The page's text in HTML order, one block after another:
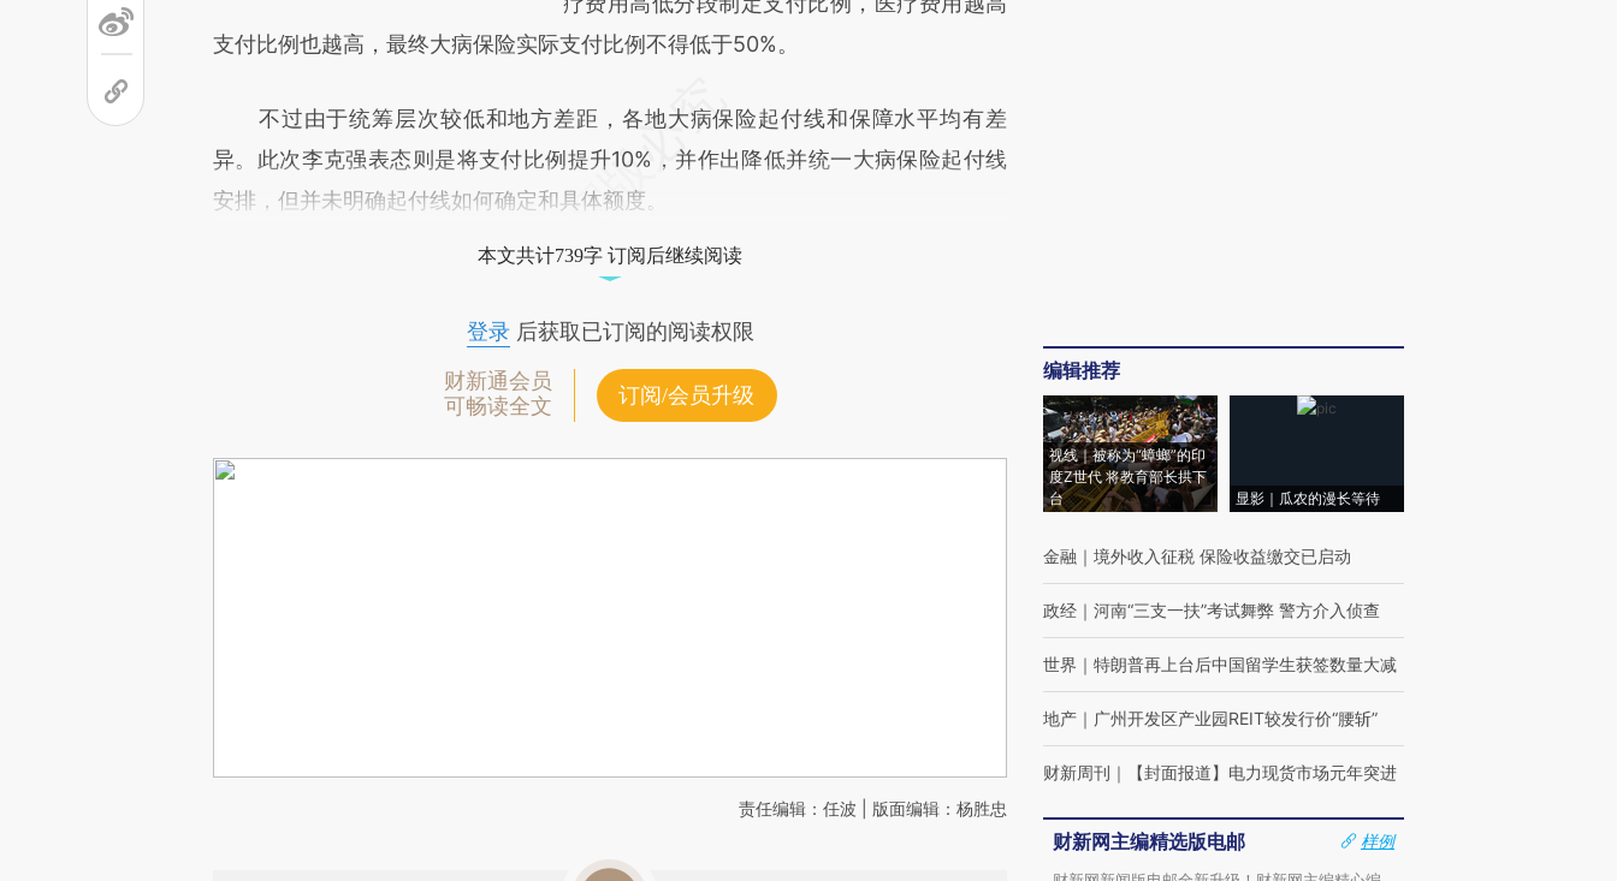
支付比例也越高，最终大病保险实际支付比例不得低于50%。
不过由于统筹层次较低和地方差距，各地大病保险起付线和保障水平均有差
异。此次李克强表态则是将支付比例提升10%，并作出降低并统一大病保险起付线
安排，但并未明确起付线如何确定和具体额度。
本文共计739字 订阅后继续阅读
登录后获取已订阅的阅读权限
财新通会员
可畅读全文
订阅/会员升级
责任编辑：任波 | 版面编辑：杨胜忠
编辑推荐
视线｜被称为“蟑螂”的印
度Z世代 将教育部长拱下
台
显影｜瓜农的漫长等待
金融 ｜ 境外收入征税 保险收益缴交已启动
政经 ｜ 河南“三支一扶”考试舞弊 警方介入侦查
世界 ｜ 特朗普再上台后中国留学生获签数量大减
地产 ｜ 广州开发区产业园REIT较发行价“腰斩”
财新周刊 ｜ 【封面报道】电力现货市场元年突进
财新网主编精选版电邮
样例